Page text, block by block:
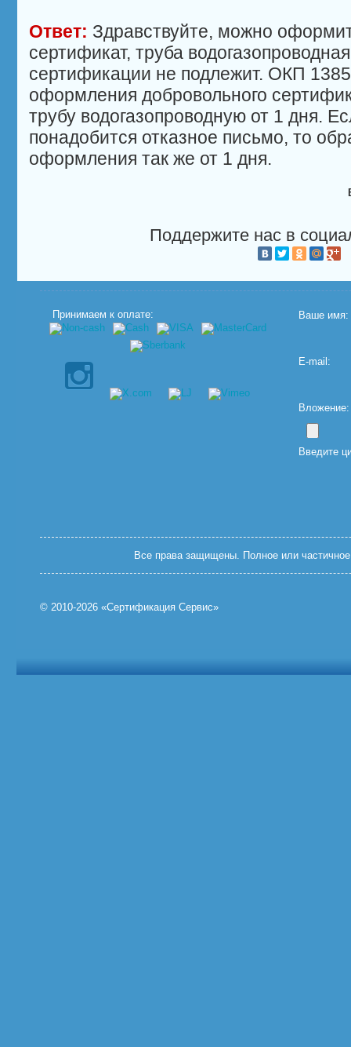
Ответ: Здравствуйте, можно
сертификат, труба
сертификации не подлежит. ОКП
оформления добровольного
трубу водогазопроводную от 1 дня.
понадобится отказное письмо, то
оформления так же от 1 дня.
Поддержите нас в
Принимаем к оплате: Ваше имя:
E-mail:
Введите
Все права защищены. Полное или частичное
© 2010-2026 «Сертификация Сервис»